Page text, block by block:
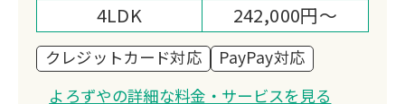
4LDK
242,000円～
クレジットカード対応
PayPay対応
よろずやの詳細な料金・サービスを見る